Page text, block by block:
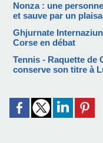
Nonza : une
et sauve par un
Ghjurnate
Corse en débat
Tennis - Raquette de
conserve son titre à